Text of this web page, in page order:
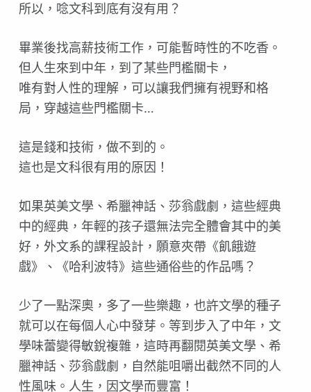
所以，唸文科到底有沒有用？
畢業後找高薪技術工作，可能暫時性的不吃香。
但人生來到中年，到了某些門檻關卡，
唯有對人性的理解，可以讓我們擁有視野和格
局，穿越這些門檻關卡…
這是錢和技術，做不到的。
這也是文科很有用的原因！
如果英美文學、希臘神話、莎翁戲劇，這些經典
中的經典，年輕的孩子還無法完全體會其中的美
好，外文系的課程設計，願意夾帶《飢餓遊
戲》、《哈利波特》這些通俗些的作品嗎？
少了一點深奧，多了一些樂趣，也許文學的種子
就可以在每個人心中發芽。等到步入了中年，文
學味蕾變得敏銳複雜，這時再翻閱英美文學、希
臘神話、莎翁戲劇，自然能咀嚼出截然不同的人
性風味。人生，因文學而豐富！